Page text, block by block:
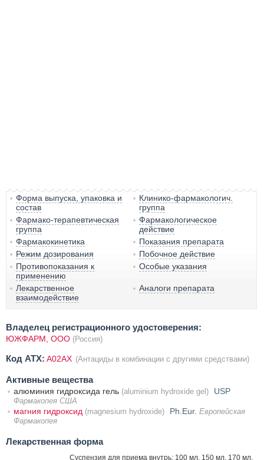
Форма выпуска, упаковка и
состав
Клинико-фармакологич.
группа
Фармако-терапевтическая
группа
Фармакологическое
действие
Фармакокинетика
Показания препарата
Режим дозирования
Побочное действие
Противопоказания к
применению
Особые указания
Лекарственное
взаимодействие
Аналоги препарата
Владелец регистрационного удостоверения:
ЮЖФАРМ, ООО (Россия)
Код ATX: A02AX (Антациды в комбинации с другими средствами)
Активные вещества
алюминия гидроксида гель (aluminium hydroxide gel) USP
Фармакопея США
магния гидроксид (magnesium hydroxide) Ph.Eur. Европейская
Фармакопея
Лекарственная форма
Суспензия для приема внутрь: 100 мл, 150 мл, 170 мл,